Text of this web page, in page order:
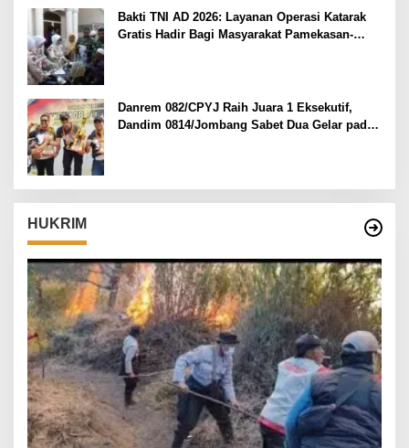
Bakti TNI AD 2026: Layanan Operasi Katarak
Gratis Hadir Bagi Masyarakat Pamekasan-
Danrem 082/CPYJ Raih Juara 1 Eksekutif,
Dandim 0814/Jombang Sabet Dua Gelar pada
HUKRIM